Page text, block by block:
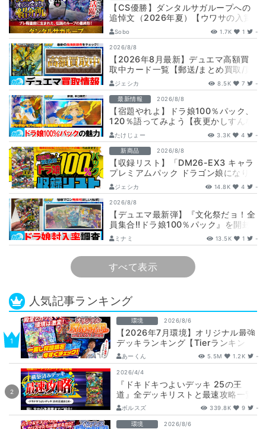
【CS優勝】ダンタルサガループへの
追悼文（2026年夏）【ウワサの入賞
オリジナルデッキ紹介所 – …
Sobo 1.7K 1 -
2026/8/8
【2026年8月最新】デュエマ高額買
取中カード一覧【郵送/まとめ買取/買
取表/相場/金トレジャー】
ジェシカ 8.5K 7 -
最新情報 2026/8/8
【宿題やれよ】ドラ娘100％パック、
120％語ってみよう【夜更かしすんな
よ】
たけじょー 3.3K 4 -
新商品 2026/8/8
【収録リスト】「DM26-EX3 キャラ
プレミアムパック ドラゴン娘になり
たくないっ！ 文化祭だョ！全員集
合!…
ジェシカ 14.8K 4 -
2026/8/8
【デュエマ最新弾】『文化祭だョ！全
員集合!!ドラ娘100％パック』を開封
して封入率調査！【25周年/ドラゴン
娘…
ミナミ 13.5K 1 -
すべて表示
人気記事ランキング
環境 2026/8/6
【2026年7月環境】オリジナル最強
デッキランキング【Tierランキン
グ】
あーくん 5.5M 1.2K -
2026/4/4
『ドキドキつよいデッキ 25の王
道』全デッキリストと最速攻略一覧
【DM26-SD1】
ボルスズ 339.8K 9 -
環境 2026/8/6